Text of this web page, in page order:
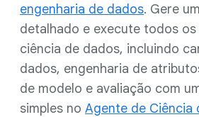
engenharia de dados. Gere
detalhado e execute todos
ciência de dados, incluindo
dados, engenharia de
de modelo e avaliação com
simples no Agente de Ciência